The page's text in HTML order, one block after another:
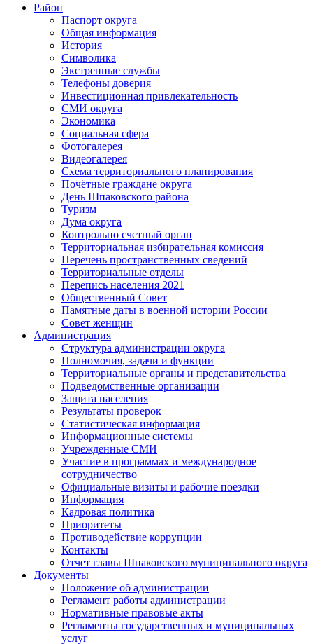
Район
Паспорт округа
Общая информация
История
Символика
Экстренные службы
Телефоны доверия
Инвестиционная привлекательность
СМИ округа
Экономика
Социальная сфера
Фотогалерея
Видеогалерея
Схема территориального планирования
Почётные граждане округа
День Шпаковского района
Туризм
Дума округа
Контрольно счетный орган
Территориальная избирательная комиссия
Перечень пространственных сведений
Территориальные отделы
Перепись населения 2021
Общественный Совет
Памятные даты в военной истории России
Совет женщин
Администрация
Структура администрации округа
Полномочия, задачи и функции
Территориальные органы и представительства
Подведомственные организации
Защита населения
Результаты проверок
Статистическая информация
Информационные системы
Учрежденные СМИ
Участие в программах и международное
сотрудничество
Официальные визиты и рабочие поездки
Информация
Кадровая политика
Приоритеты
Противодействие коррупции
Контакты
Отчет главы Шпаковского муниципального округа
Документы
Положение об администрации
Регламент работы администрации
Нормативные правовые акты
Регламенты государственных и муниципальных
услуг